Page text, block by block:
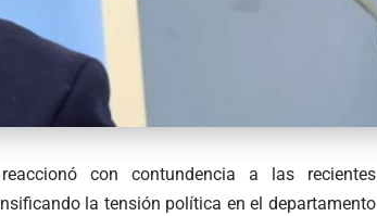
con contundencia a las recientes
la tensión política en el departamento